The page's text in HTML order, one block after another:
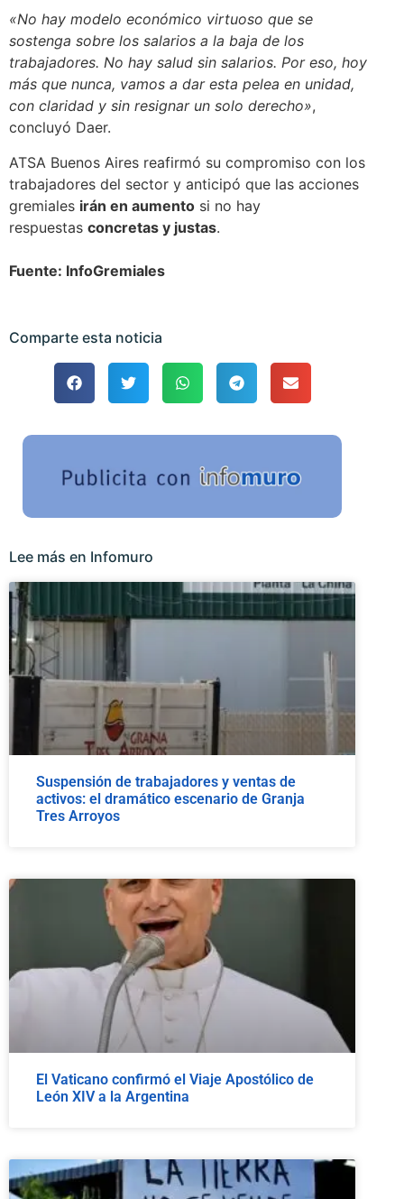
«No hay modelo económico virtuoso que se
sostenga sobre los salarios a la baja de los
trabajadores. No hay salud sin salarios. Por eso, hoy
más que nunca, vamos a dar esta pelea en unidad,
con claridad y sin resignar un solo derecho»,
concluyó Daer.
ATSA Buenos Aires reafirmó su compromiso con los
trabajadores del sector y anticipó que las acciones
gremiales irán en aumento si no hay
respuestas concretas y justas.
Fuente: InfoGremiales
Comparte esta noticia
Lee más en Infomuro
Suspensión de trabajadores y ventas de
activos: el dramático escenario de Granja
Tres Arroyos
El Vaticano confirmó el Viaje Apostólico de
León XIV a la Argentina